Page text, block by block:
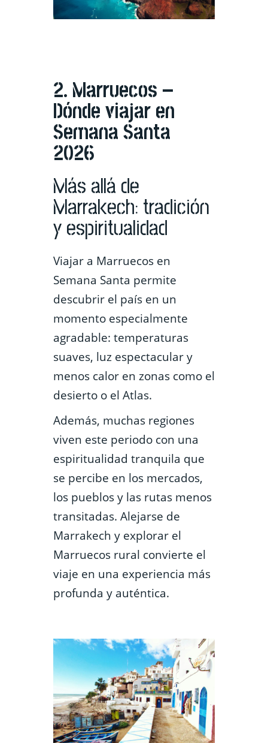
2. Marruecos –
Dónde viajar en
Semana Santa
2026
Más allá de
Marrakech: tradición
y espiritualidad
Viajar a Marruecos en
Semana Santa permite
descubrir el país en un
momento especialmente
agradable: temperaturas
suaves, luz espectacular y
menos calor en zonas como el
desierto o el Atlas.
Además, muchas regiones
viven este periodo con una
espiritualidad tranquila que
se percibe en los mercados,
los pueblos y las rutas menos
transitadas. Alejarse de
Marrakech y explorar el
Marruecos rural convierte el
viaje en una experiencia más
profunda y auténtica.